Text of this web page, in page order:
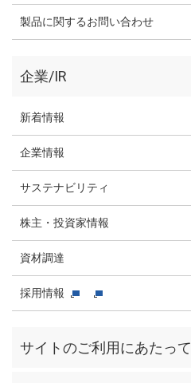
製品に関するお問い合わせ
企業/IR
新着情報
企業情報
サステナビリティ
株主・投資家情報
資材調達
採用情報
サイトのご利用にあたって